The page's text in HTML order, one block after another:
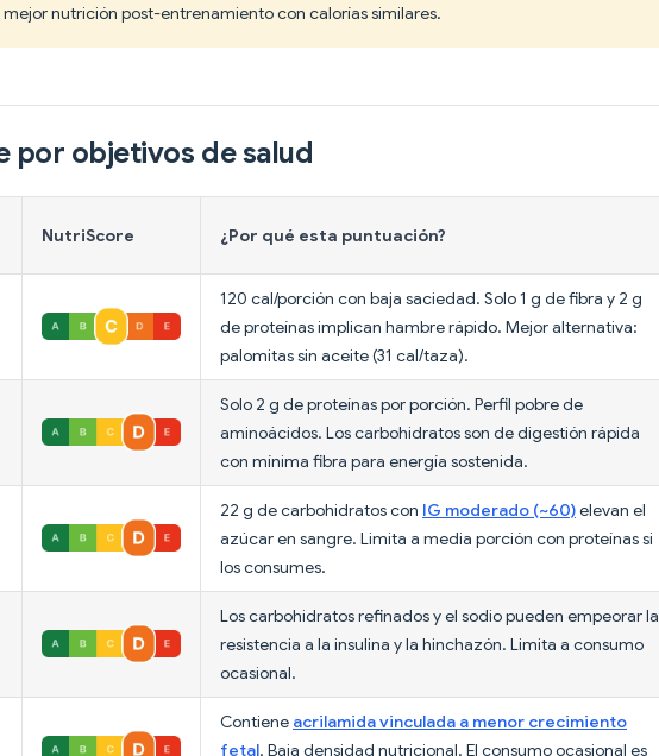
nutrición post-entrenamiento con calorías similares.
por objetivos de salud
NutriScore ¿Por qué esta puntuación?
120 cal/porción con baja saciedad. Solo 1 g de fibra y 2 g
de proteínas implican hambre rápido. Mejor alternativa:
palomitas sin aceite (31 cal/taza).
Solo 2 g de proteínas por porción. Perfil pobre de
aminoácidos. Los carbohidratos son de digestión rápida
con mínima fibra para energía sostenida.
22 g de carbohidratos con IG moderado (~60)elevan el
azúcar en sangre. Limita a media porción con proteínas si
los consumes.
Los carbohidratos refinados y el sodio pueden empeorar la
resistencia a la insulina y la hinchazón. Limita a consumo
ocasional.
Contiene acrilamida vinculada a menor crecimiento
fetal. Baja densidad nutricional. El consumo ocasional es